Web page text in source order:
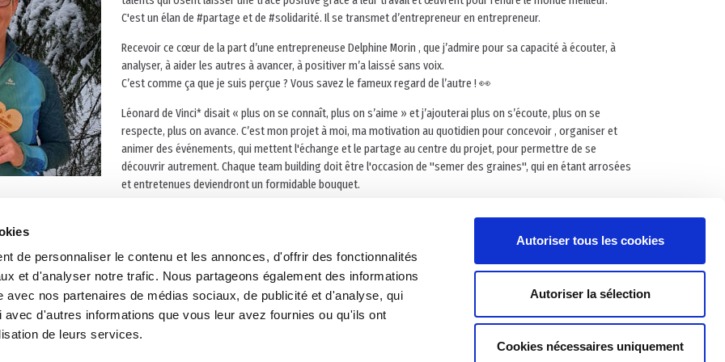
de personnaliser le contenu et les annonces, d'offrir des fonctionnalités
et d'analyser notre trafic. Nous partageons également des informations
avec nos partenaires de médias sociaux, de publicité et d'analyse, qui
d'autres informations que vous leur avez fournies ou qu'ils ont
de leurs services.
Autoriser tous les cookies
Autoriser la sélection
Cookies nécessaires uniquement
C'est un élan de #partage et de #solidarité. Il se transmet d’entrepreneur en entrepreneur.
Recevoir ce cœur de la part d’une entrepreneuse Delphine Morin , que j’admire pour sa capacité à écouter, à
analyser, à aider les autres à avancer, à positiver m’a laissé sans voix.
C’est comme ça que je suis perçue ? Vous savez le fameux regard de l’autre ! 👀
Léonard de Vinci* disait « plus on se connaît, plus on s’aime » et j’ajouterai plus on s’écoute, plus on se
respecte, plus on avance. C’est mon projet à moi, ma motivation au quotidien pour concevoir , organiser et
animer des événements, qui mettent l'échange et le partage au centre du projet, pour permettre de se
découvrir autrement. Chaque team building doit être l'occasion de "semer des graines", qui en étant arrosées
et entretenues deviendront un formidable bouquet.
une force de ses épreuves personnelles et contribue chaque jour à adoucir la vie de femmes atteintes de cancer, à travers ses
association Les Kombatives, nouvellement lancée.
qui a aussi un projet de cœur.
?